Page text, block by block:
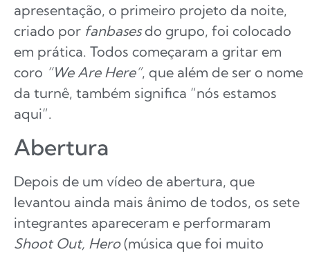
apresentação, o primeiro projeto da noite,
criado por fanbasesdo grupo, foi colocado
em prática. Todos começaram a gritar em
coro “We Are Here”, que além de ser o nome
da turnê, também significa “nós estamos
aqui”.
Abertura
Depois de um vídeo de abertura, que
levantou ainda mais ânimo de todos, os sete
integrantes apareceram e performaram
Shoot Out, Hero(música que foi muito